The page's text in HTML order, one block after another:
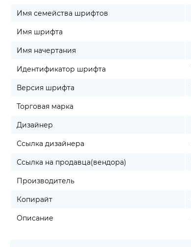
Имя семейства шрифтов
Имя шрифта
Имя начертания
Идентификатор шрифта
Версия шрифта
Торговая марка
Дизайнер
Ссылка дизайнера
Ссылка на продавца(вендора)
Производитель
Копирайт
Описание